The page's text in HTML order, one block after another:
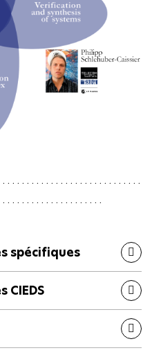
. . . . . . . . . . . . . . . . . . . . . . . . . . . .
. . . . . . . . . . . . . . . . . . . .
spécifiques
CIEDS